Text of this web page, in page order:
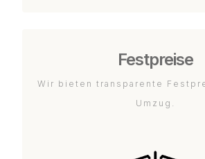
Festpreise
Wir bieten transparente
Umzug.